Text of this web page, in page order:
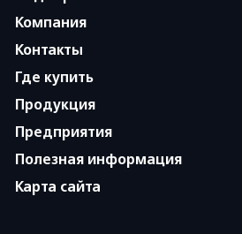
Компания
Контакты
Где купить
Продукция
Предприятия
Полезная информация
Карта сайта